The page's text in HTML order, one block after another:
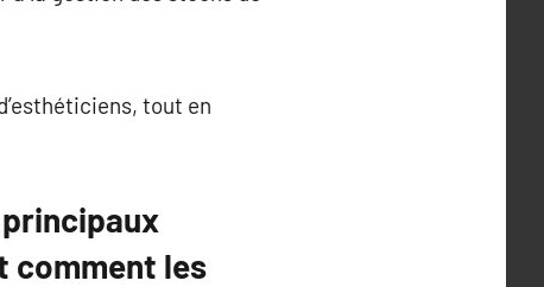
tout en
comment les